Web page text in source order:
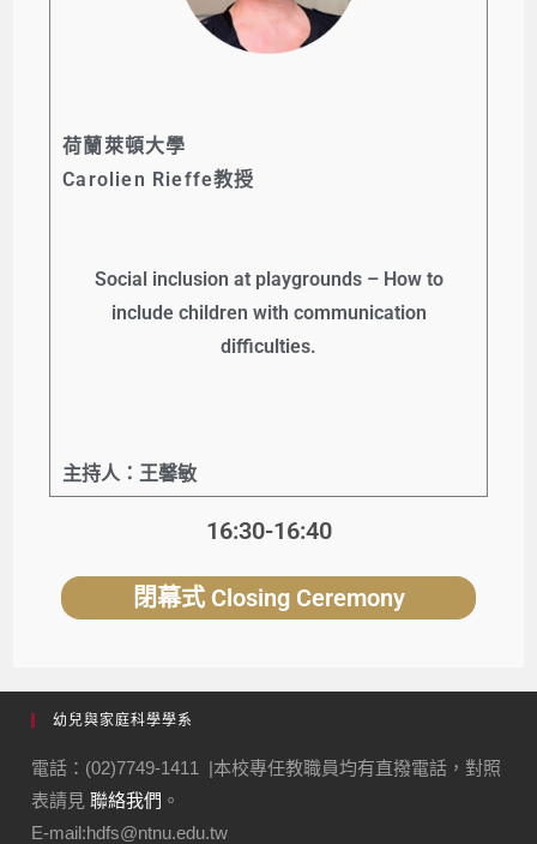
荷蘭萊頓大學
Carolien Rieffe教授
Social inclusion at playgrounds – How to
include children with communication
difficulties.
主持人：王馨敏
16:30-16:40
閉幕式 Closing Ceremony
幼兒與家庭科學學系
電話：(02)7749-1411 |本校專任教職員均有直撥電話，對照
表請見聯絡我們 。
E-mail:hdfs@ntnu.edu.tw